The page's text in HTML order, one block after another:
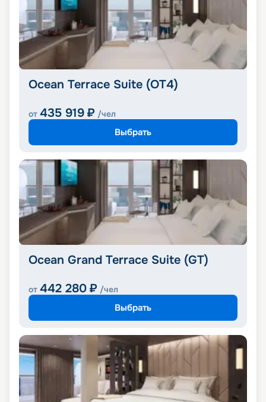
Ocean Terrace Suite (OT4)
от 435 919 ₽ /чел
Выбрать
Ocean Grand Terrace Suite (GT)
от 442 280 ₽ /чел
Выбрать